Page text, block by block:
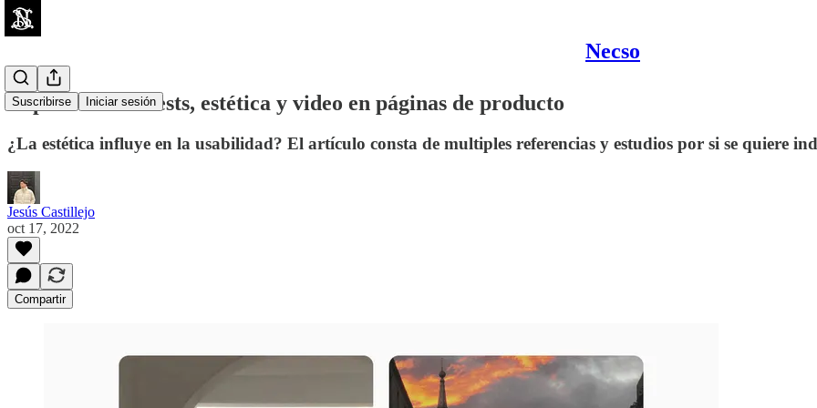
Necso
Suscribirse Iniciar sesión
Repositorio de tests, estética y video en páginas de producto
¿La estética influye en la usabilidad? El artículo consta de multiples referencias y estudios por si se quiere
Jesús Castillejo
oct 17, 2022
Compartir